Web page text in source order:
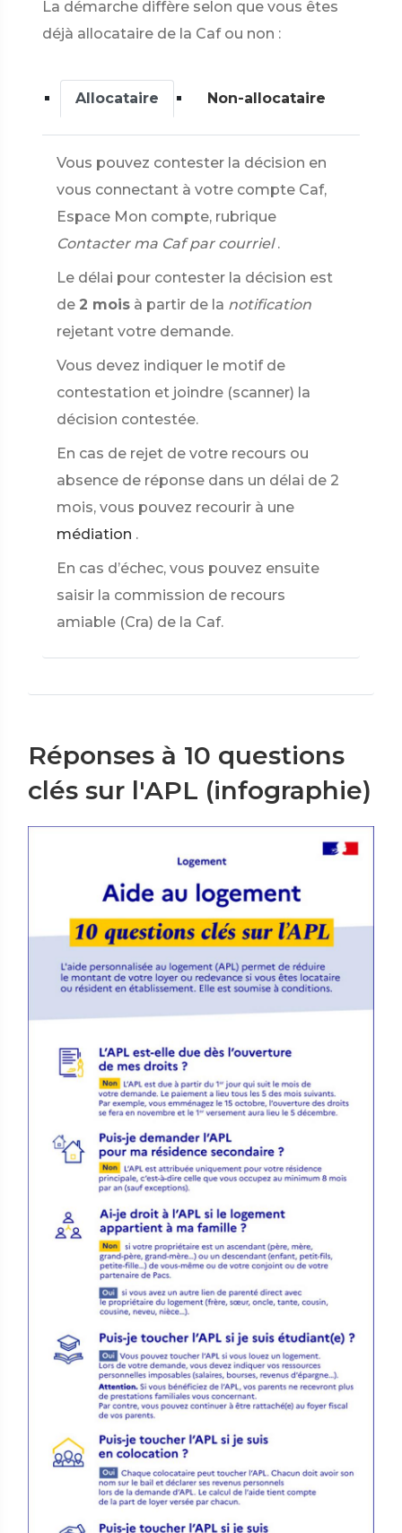
La démarche diffère selon que vous êtes
déjà allocataire de la Caf ou non :
Allocataire Non-allocataire
Vous pouvez contester la décision en
vous connectant à votre compte Caf,
Espace Mon compte, rubrique
Contacter ma Caf par courriel .
Le délai pour contester la décision est
de 2 mois à partir de la notification
rejetant votre demande.
Vous devez indiquer le motif de
contestation et joindre (scanner) la
décision contestée.
En cas de rejet de votre recours ou
absence de réponse dans un délai de 2
mois, vous pouvez recourir à une
médiation .
En cas d’échec, vous pouvez ensuite
saisir la commission de recours
amiable (Cra) de la Caf.
Réponses à 10 questions
clés sur l'APL (infographie)